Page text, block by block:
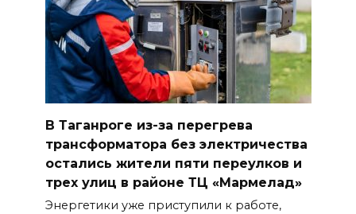
В Таганроге из-за перегрева
трансформатора без электричества
остались жители пяти переулков и
трех улиц в районе ТЦ «Мармелад»
Энергетики уже приступили к работе,